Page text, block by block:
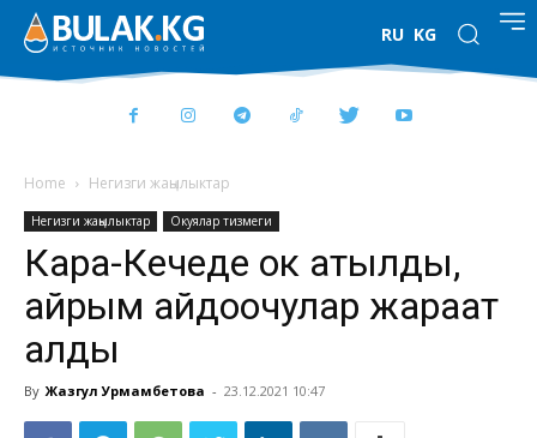
RU KG
Home Негизги жаңылыктар
Негизги жаңылыктар Окуялар тизмеги
Кара-Кечеде ок атылды,
айрым айдоочулар жараат
алды
By Жазгул Урмамбетова - 23.12.2021 10:47